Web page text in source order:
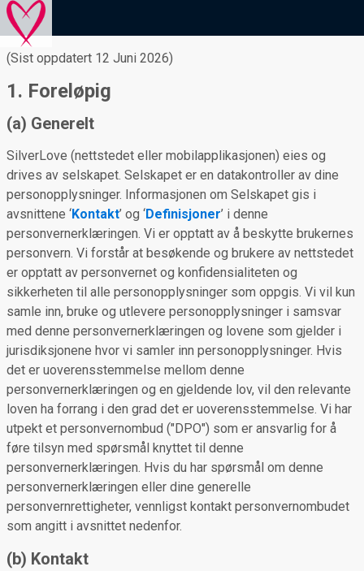
(Sist oppdatert 12 Juni 2026)
1. Foreløpig
(a) Generelt
SilverLove (nettstedet eller mobilapplikasjonen) eies og
drives av selskapet. Selskapet er en datakontroller av dine
personopplysninger. Informasjonen om Selskapet gis i
avsnittene ‘Kontakt’ og ‘Definisjoner’ i denne
personvernerklæringen. Vi er opptatt av å beskytte brukernes
personvern. Vi forstår at besøkende og brukere av nettstedet
er opptatt av personvernet og konfidensialiteten og
sikkerheten til alle personopplysninger som oppgis. Vi vil kun
samle inn, bruke og utlevere personopplysninger i samsvar
med denne personvernerklæringen og lovene som gjelder i
jurisdiksjonene hvor vi samler inn personopplysninger. Hvis
det er uoverensstemmelse mellom denne
personvernerklæringen og en gjeldende lov, vil den relevante
loven ha forrang i den grad det er uoverensstemmelse. Vi har
utpekt et personvernombud ("DPO") som er ansvarlig for å
føre tilsyn med spørsmål knyttet til denne
personvernerklæringen. Hvis du har spørsmål om denne
personvernerklæringen eller dine generelle
personvernrettigheter, vennligst kontakt personvernombudet
som angitt i avsnittet nedenfor.
(b) Kontakt